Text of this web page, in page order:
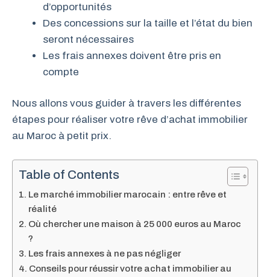
d’opportunités
Des concessions sur la taille et l’état du bien
seront nécessaires
Les frais annexes doivent être pris en
compte
Nous allons vous guider à travers les différentes
étapes pour réaliser votre rêve d’achat immobilier
au Maroc à petit prix.
Table of Contents
Le marché immobilier marocain : entre rêve et
réalité
Où chercher une maison à 25 000 euros au Maroc
?
Les frais annexes à ne pas négliger
Conseils pour réussir votre achat immobilier au